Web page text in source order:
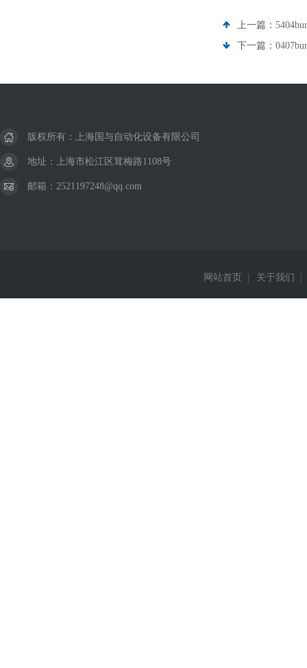
上一篇：
下一篇：
版权所有：上海国与自动化设备有限公司
地址：上海市松江区茸梅路1108号
邮箱：2521197248@qq.com
网站首页 关于我们